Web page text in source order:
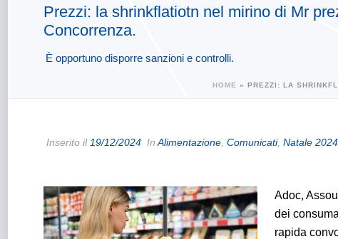
Prezzi: la shrinkflatiotn nel mirino di Mr
Concorrenza.
È opportuno disporre sanzioni e controlli.
HOME » PREZZI: LA
Inserito il 19/12/2024 In Alimentazione Comunicati, Natale 2024
Adoc,
dei
rapida